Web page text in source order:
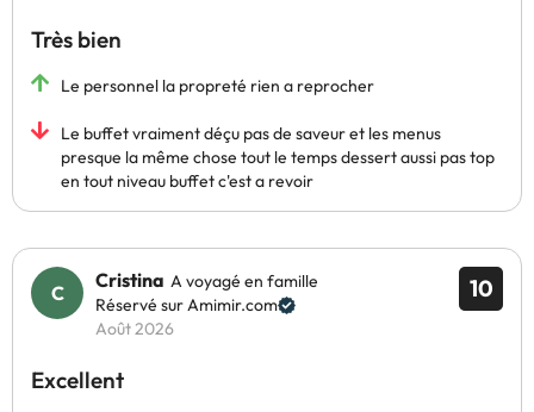
Très bien
Le personnel la propreté rien a reprocher
Le buffet vraiment déçu pas de saveur et les menus
presque la même chose tout le temps dessert aussi pas top
en tout niveau buffet c'est a revoir
10
Cristina A voyagé en famille
Réservé sur Amimir.com
Août 2026
Excellent